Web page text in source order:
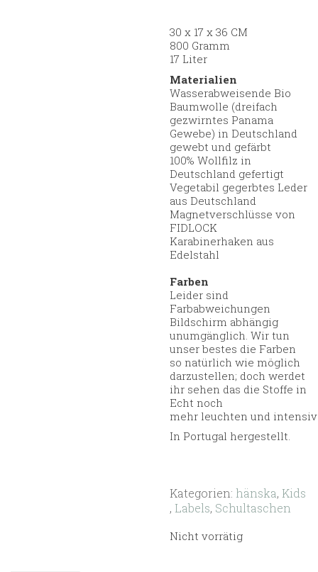
30 x 17 x 36 CM
800 Gramm
17 Liter
Materialien
Wasserabweisende Bio
Baumwolle (dreifach
gezwirntes Panama
Gewebe) in Deutschland
gewebt und gefärbt
100% Wollfilz in
Deutschland gefertigt
Vegetabil gegerbtes Leder
aus Deutschland
Magnetverschlüsse von
FIDLOCK
Karabinerhaken aus
Edelstahl
Farben
Leider sind
Farbabweichungen
Bildschirm abhängig
unumgänglich. Wir tun
unser bestes die Farben
so natürlich wie möglich
darzustellen; doch werdet
ihr sehen das die Stoffe in
Echt noch
mehr leuchten und
In Portugal hergestellt.
Kategorien: hänska, Kids
, Labels, Schultaschen
Nicht vorrätig